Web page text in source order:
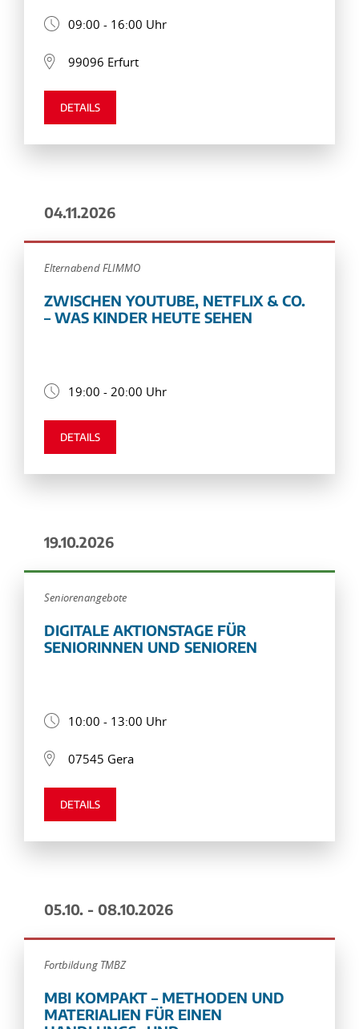
09:00 - 16:00 Uhr
99096 Erfurt
DETAILS
04.11.2026
Elternabend FLIMMO
ZWISCHEN YOUTUBE, NETFLIX & CO.
– WAS KINDER HEUTE SEHEN
19:00 - 20:00 Uhr
DETAILS
19.10.2026
Seniorenangebote
DIGITALE AKTIONSTAGE FÜR
SENIORINNEN UND SENIOREN
10:00 - 13:00 Uhr
07545 Gera
DETAILS
05.10. - 08.10.2026
Fortbildung TMBZ
MBI KOMPAKT – METHODEN UND
MATERIALIEN FÜR EINEN